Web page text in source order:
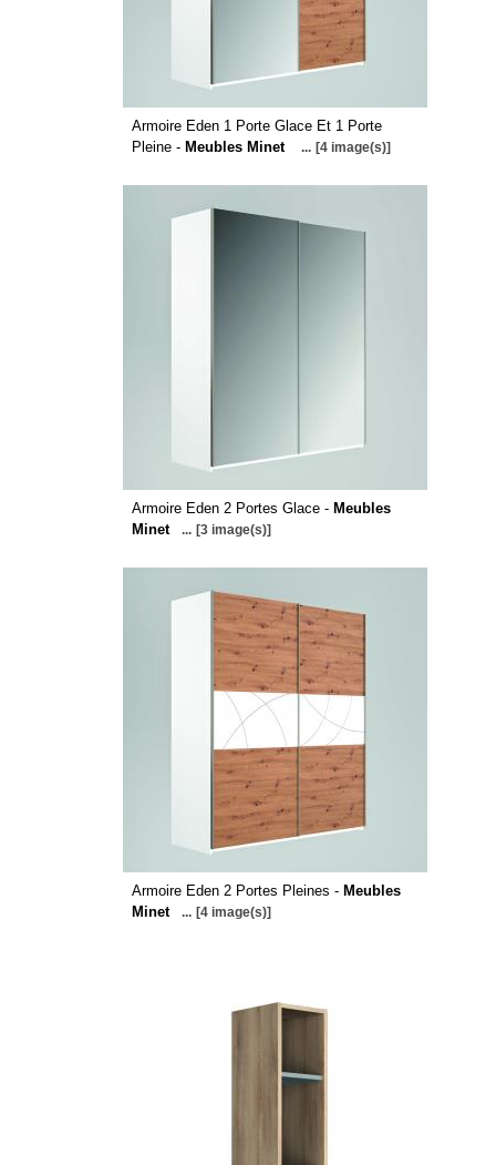
Armoire Eden 1 Porte Glace Et 1 Porte
Pleine - Meubles Minet ... [4 image(s)]
Armoire Eden 2 Portes Glace - Meubles
Minet
... [3 image(s)]
Armoire Eden 2 Portes Pleines - Meubles
Minet
... [4 image(s)]